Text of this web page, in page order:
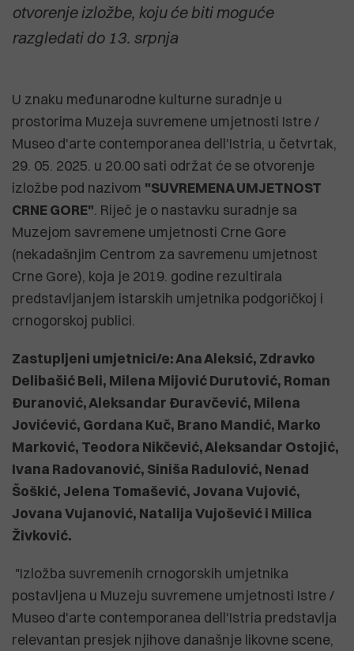
otvorenje izložbe, koju će biti moguće
razgledati do 13. srpnja
U znaku međunarodne kulturne suradnje u
prostorima Muzeja suvremene umjetnosti Istre /
Museo d'arte contemporanea dell'Istria, u četvrtak,
29. 05. 2025. u 20.00 sati održat će se otvorenje
izložbe pod nazivom "SUVREMENA UMJETNOST
CRNE GORE". Riječ je o nastavku suradnje sa
Muzejom savremene umjetnosti Crne Gore
(nekadašnjim Centrom za savremenu umjetnost
Crne Gore), koja je 2019. godine rezultirala
predstavljanjem istarskih umjetnika podgoričkoj i
crnogorskoj publici.
Zastupljeni umjetnici/e: Ana Aleksić, Zdravko
Delibašić Beli, Milena Mijović Durutović, Roman
Đuranović, Aleksandar Đuravčević, Milena
Jovićević, Gordana Kuč, Brano Mandić, Marko
Marković, Teodora Nikčević, Aleksandar Ostojić,
Ivana Radovanović, Siniša Radulović, Nenad
Šoškić, Jelena Tomašević, Jovana Vujović,
Jovana Vujanović, Natalija Vujošević i Milica
Živković.
"Izložba suvremenih crnogorskih umjetnika
postavljena u Muzeju suvremene umjetnosti Istre /
Museo d'arte contemporanea dell'Istria predstavlja
relevantan presjek njihove današnje likovne scene,